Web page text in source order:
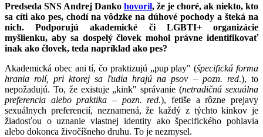
Predseda SNS Andrej Danko hovoril, že je choré, ak niekto, kto
sa cíti ako pes, chodí na vôdzke na dúhové pochody a šteká na
nich. Podporujú akademické či LGBTI+ organizácie
myšlienku, aby sa dospelý človek mohol právne identifikovať
inak ako človek, teda napríklad ako pes?
Akademická obec ani tí, čo praktizujú „pup play" (špecifická forma
hrania rolí, pri ktorej sa ľudia hrajú na psov – pozn. red.), to
nepožadujú. To, že existuje „kink" správanie (netradičná sexuálna
preferencia alebo praktika – pozn. red.), fetiše a rôzne prejavy
sexuálnych preferencií, neznamená, že každý z týchto kinkov je
žiadosťou o uznanie vlastnej identity ako špecifického pohlavia
alebo dokonca živočíšneho druhu. To je nezmysel.